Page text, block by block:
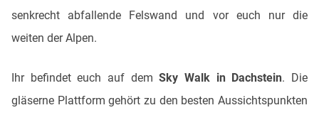
senkrecht abfallende Felswand und vor euch nur die
weiten der Alpen.
Ihr befindet euch auf demSky Walk in Dachstein. Die
gläserne Plattform gehört zu den besten Aussichtspunkten